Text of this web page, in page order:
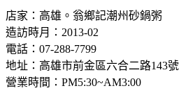
店家：高雄。翁鄉記潮州砂鍋粥
造訪時月：2013-02
電話：07-288-7799
地址：高雄市前金區六合二路143號
營業時間：PM5:30~AM3:00